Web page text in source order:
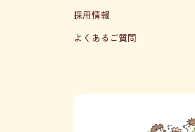
採用情報
よくあるご質問